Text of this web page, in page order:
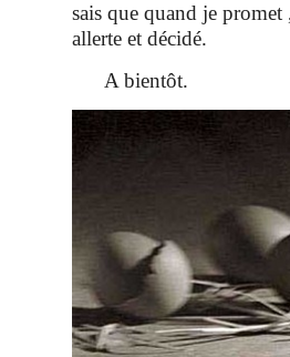
sais que quand je promet
allerte et décidé.
A bientôt.